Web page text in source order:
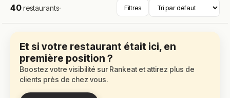
40restaurants· Filtres
Et si votre restaurant était ici, en
première position ?
Boostez votre visibilité sur Rankeat et attirez plus de
clients près de chez vous.